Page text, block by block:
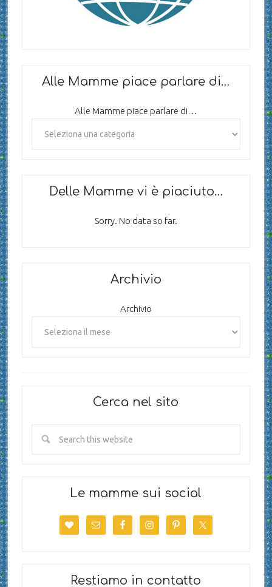
Alle Mamme piace parlare di…
Alle Mamme piace parlare di…
Delle Mamme vi è piaciuto…
Sorry. No data so far.
Archivio
Archivio
Cerca nel sito
Le mamme sui social
Restiamo in contatto